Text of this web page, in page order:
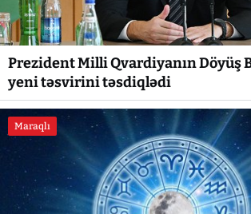
Prezident Milli Qvardiyanın Döyüş
yeni təsvirini təsdiqlədi
Maraqlı